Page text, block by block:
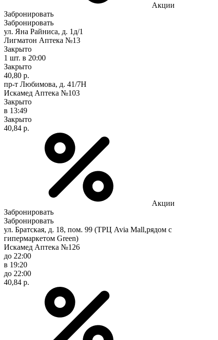
Акции
Забронировать
Забронировать
ул. Яна Райниса, д. 1д/1
Лигматон Аптека №13
Закрыто
1 шт. в 20:00
Закрыто
40,80 р.
пр-т Любимова, д. 41/7Н
Искамед Аптека №103
Закрыто
в 13:49
Закрыто
40,84 р.
Акции
Забронировать
Забронировать
ул. Братская, д. 18, пом. 99 (ТРЦ Avia Mall,рядом с
гипермаркетом Green)
Искамед Аптека №126
до 22:00
в 19:20
до 22:00
40,84 р.